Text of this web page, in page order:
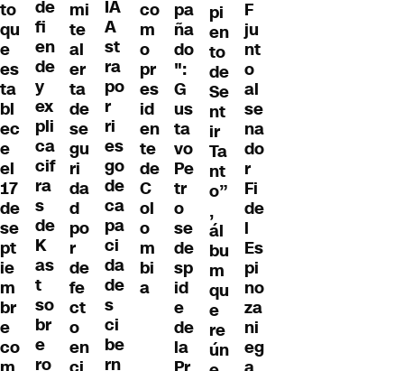
to
qu
e
es
ta
bl
ec
e
el
17
de
se
pt
ie
m
br
e
co
de
fi
en
de
y
ex
pli
ca
cif
ra
s
de
K
as
t
so
br
e
ro
mi
te
al
er
ta
de
se
gu
ri
da
d
po
r
de
fe
ct
o
en
IA
A
st
ra
po
r
ri
es
go
de
ca
pa
ci
da
de
s
ci
be
rn
co
m
o
pr
es
id
en
te
de
C
ol
o
m
bi
a
pa
ña
do
":
G
us
ta
vo
Pe
tr
o
se
de
sp
id
e
de
la
pi
en
to
de
Se
nt
ir
Ta
nt
o”
,
ál
bu
m
qu
e
re
ún
F
ju
nt
o
al
se
na
do
r
Fi
de
l
Es
pi
no
za
ni
eg